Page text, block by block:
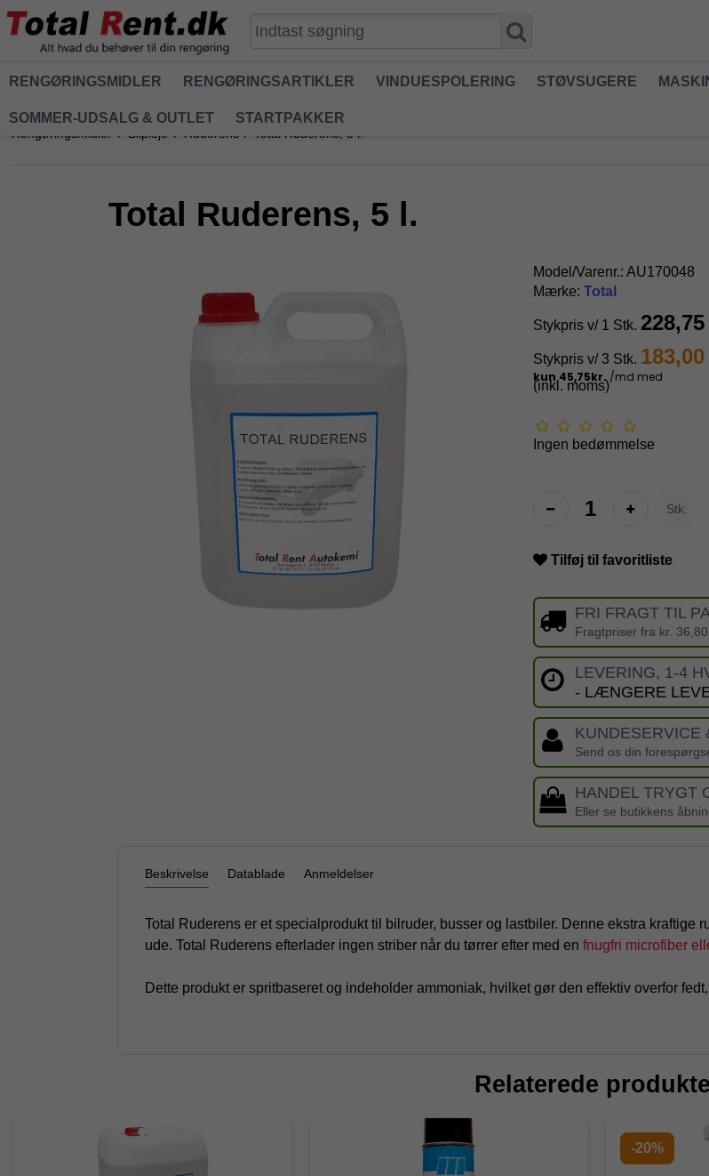
RENGØRINGSMIDLER RENGØRINGSARTIKLER VINDUESPOLERING STØVSUGERE
SOMMER-UDSALG & OUTLET STARTPAKKER
Rengøringsmidler / Bilpleje / Ruderens / Total Ruderens, 5 l.
Total Ruderens, 5 l.
Model/Varenr.: AU170048
Mærke: Total
Stykpris v/ 1 Stk.
Stykpris v/ 3 Stk.
(inkl. moms)
Ingen bedømmelse
Stk.
Tilføj til favoritliste
FRI FRAGT TIL
Fragtpriser fra kr.
LEVERING, 1-4
- LÆNGERE
KUNDESERVICE
Send os din
HANDEL TRYGT
Eller se butikkens
Beskrivelse Datablade Anmeldelser
Total Ruderens er et specialprodukt til bilruder, busser og lastbiler. Denne ekstra kraftige
ude. Total Ruderens efterlader ingen striber når du tørrer efter med en fnugfri microfiber
Dette produkt er spritbaseret og indeholder ammoniak, hvilket gør den effektiv overfor
Relaterede
-20%